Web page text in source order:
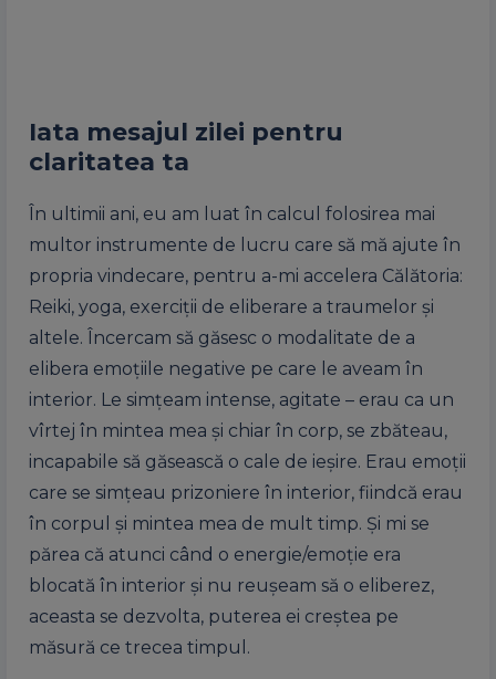
Iata mesajul zilei pentru
claritatea ta
În ultimii ani, eu am luat în calcul folosirea mai
multor instrumente de lucru care să mă ajute în
propria vindecare, pentru a-mi accelera Călătoria:
Reiki, yoga, exerciții de eliberare a traumelor și
altele. Încercam să găsesc o modalitate de a
elibera emoțiile negative pe care le aveam în
interior. Le simțeam intense, agitate – erau ca un
vîrtej în mintea mea și chiar în corp, se zbăteau,
incapabile să găsească o cale de ieșire. Erau emoții
care se simțeau prizoniere în interior, fiindcă erau
în corpul și mintea mea de mult timp. Și mi se
părea că atunci când o energie/emoție era
blocată în interior și nu reușeam să o eliberez,
aceasta se dezvolta, puterea ei creștea pe
măsură ce trecea timpul.